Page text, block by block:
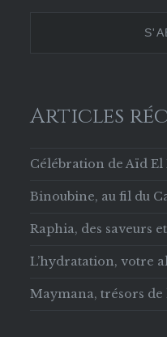
Articles
Célébration de Aïd
Binoubine, au fil du
Raphia, des saveurs
L’hydratation, votre
Maymana, trésors